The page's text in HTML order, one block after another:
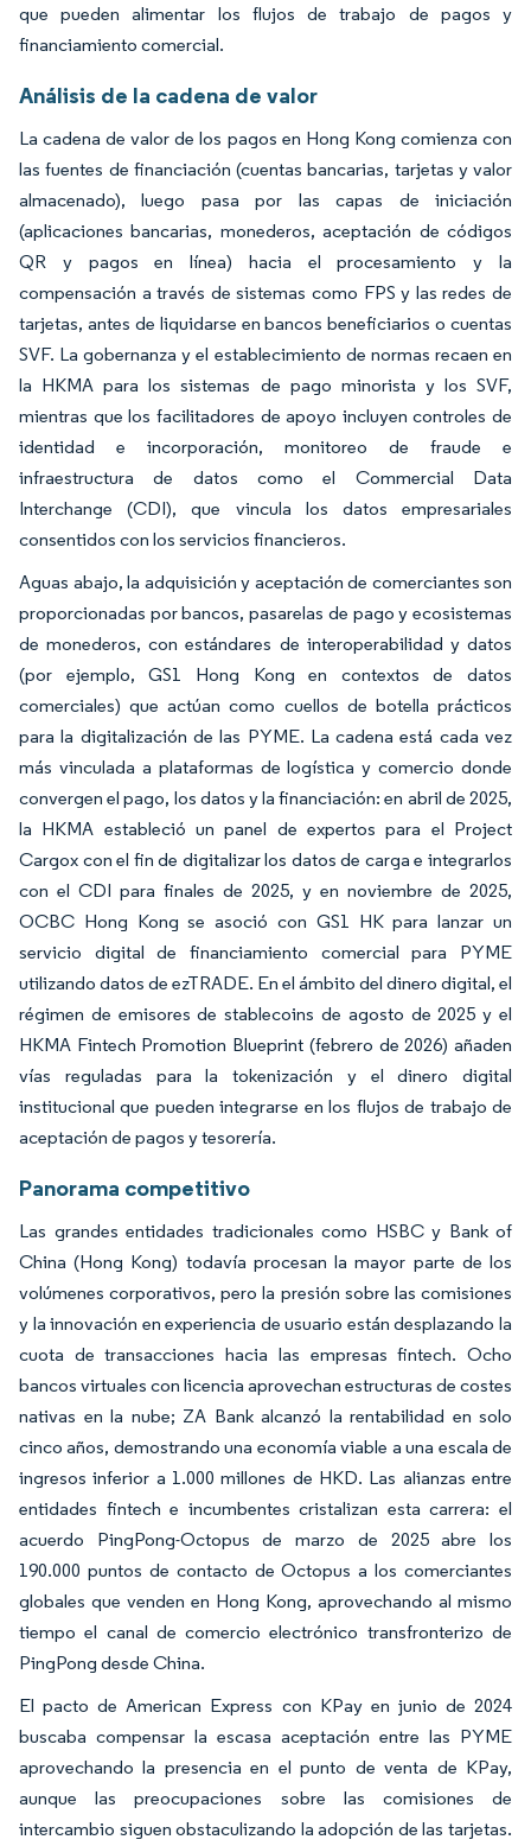
que pueden alimentar los flujos de trabajo de pagos y
financiamiento comercial.
Análisis de la cadena de valor
La cadena de valor de los pagos en Hong Kong comienza con
las fuentes de financiación (cuentas bancarias, tarjetas y valor
almacenado), luego pasa por las capas de iniciación
(aplicaciones bancarias, monederos, aceptación de códigos
QR y pagos en línea) hacia el procesamiento y la
compensación a través de sistemas como FPS y las redes de
tarjetas, antes de liquidarse en bancos beneficiarios o cuentas
SVF. La gobernanza y el establecimiento de normas recaen en
la HKMA para los sistemas de pago minorista y los SVF,
mientras que los facilitadores de apoyo incluyen controles de
identidad e incorporación, monitoreo de fraude e
infraestructura de datos como el Commercial Data
Interchange (CDI), que vincula los datos empresariales
consentidos con los servicios financieros.
Aguas abajo, la adquisición y aceptación de comerciantes son
proporcionadas por bancos, pasarelas de pago y ecosistemas
de monederos, con estándares de interoperabilidad y datos
(por ejemplo, GS1 Hong Kong en contextos de datos
comerciales) que actúan como cuellos de botella prácticos
para la digitalización de las PYME. La cadena está cada vez
más vinculada a plataformas de logística y comercio donde
convergen el pago, los datos y la financiación: en abril de 2025,
la HKMA estableció un panel de expertos para el Project
Cargox con el fin de digitalizar los datos de carga e integrarlos
con el CDI para finales de 2025, y en noviembre de 2025,
OCBC Hong Kong se asoció con GS1 HK para lanzar un
servicio digital de financiamiento comercial para PYME
utilizando datos de ezTRADE. En el ámbito del dinero digital, el
régimen de emisores de stablecoins de agosto de 2025 y el
HKMA Fintech Promotion Blueprint (febrero de 2026) añaden
vías reguladas para la tokenización y el dinero digital
institucional que pueden integrarse en los flujos de trabajo de
aceptación de pagos y tesorería.
Panorama competitivo
Las grandes entidades tradicionales como HSBC y Bank of
China (Hong Kong) todavía procesan la mayor parte de los
volúmenes corporativos, pero la presión sobre las comisiones
y la innovación en experiencia de usuario están desplazando la
cuota de transacciones hacia las empresas fintech. Ocho
bancos virtuales con licencia aprovechan estructuras de costes
nativas en la nube; ZA Bank alcanzó la rentabilidad en solo
cinco años, demostrando una economía viable a una escala de
ingresos inferior a 1.000 millones de HKD. Las alianzas entre
entidades fintech e incumbentes cristalizan esta carrera: el
acuerdo PingPong-Octopus de marzo de 2025 abre los
190.000 puntos de contacto de Octopus a los comerciantes
globales que venden en Hong Kong, aprovechando al mismo
tiempo el canal de comercio electrónico transfronterizo de
PingPong desde China.
El pacto de American Express con KPay en junio de 2024
buscaba compensar la escasa aceptación entre las PYME
aprovechando la presencia en el punto de venta de KPay,
aunque las preocupaciones sobre las comisiones de
intercambio siguen obstaculizando la adopción de las tarjetas.